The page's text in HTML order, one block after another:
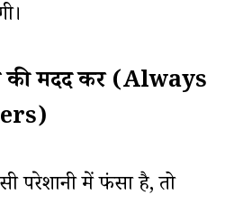
की मदद करें (Always
परेशानी में फंसा है, तो